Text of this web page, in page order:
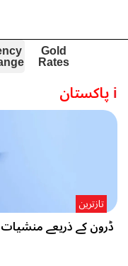
Gold
Rates
iپاکستان
ڈرون کے ذریعے منشیات
تازترین